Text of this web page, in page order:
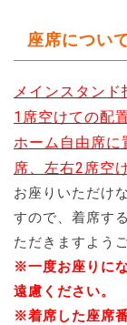
座席につい
メインスタン
1席空けての配
ホーム自由席に
席、左右2席空
お座りいただけ
すので、着席す
ただきますよう
※一度お座りに
遠慮ください。
※着席した座席